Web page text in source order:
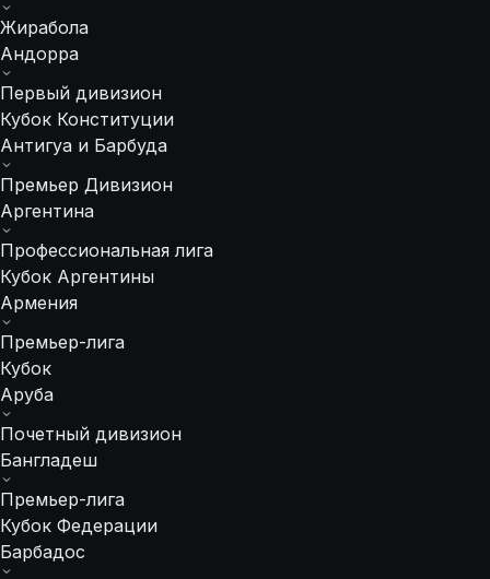
Жирабола
Андорра
Первый дивизион
Кубок Конституции
Антигуа и Барбуда
Премьер Дивизион
Аргентина
Профессиональная лига
Кубок Аргентины
Армения
Премьер-лига
Кубок
Аруба
Почетный дивизион
Бангладеш
Премьер-лига
Кубок Федерации
Барбадос